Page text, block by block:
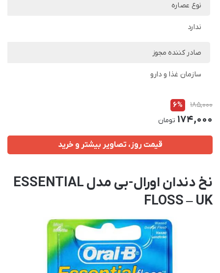
نوع عصاره
ندارد
صادر کننده مجوز
سازمان غذا و دارو
185,000
6%
174,000 تومان
قیمت روز، تصاویر بیشتر و خرید
نخ دندان اورال-بی مدل ESSENTIAL
FLOSS – UK